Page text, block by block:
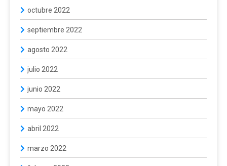
octubre 2022
septiembre 2022
agosto 2022
julio 2022
junio 2022
mayo 2022
abril 2022
marzo 2022